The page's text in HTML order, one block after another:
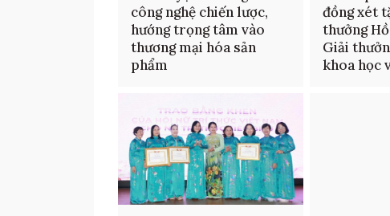
công nghệ chiến lược,
hướng trọng tâm vào
thương mại hóa sản
phẩm
đồng xét
thưởng
Giải
khoa học